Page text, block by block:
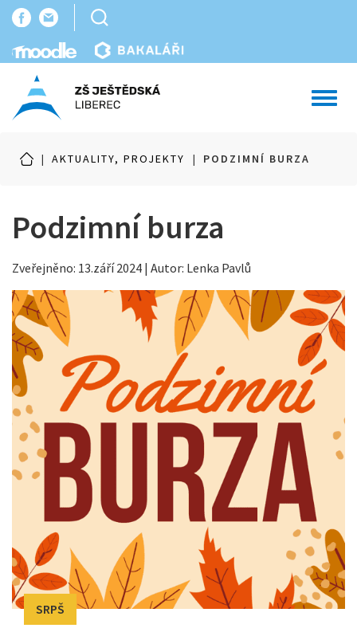
| AKTUALITY, PROJEKTY | PODZIMNÍ BURZA
Podzimní burza
Zveřejněno: 13.září 2024 | Autor: Lenka Pavlů
SRPŠ